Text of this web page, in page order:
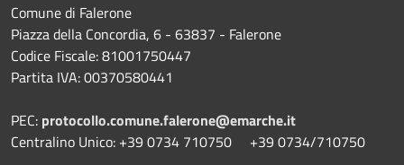
Comune di Falerone
Piazza della Concordia, 6 - 63837 - Falerone
Codice Fiscale: 81001750447
Partita IVA: 00370580441
PEC: protocollo.comune.falerone@emarche.it
Centralino Unico: +39 0734 710750 +39 0734/710750